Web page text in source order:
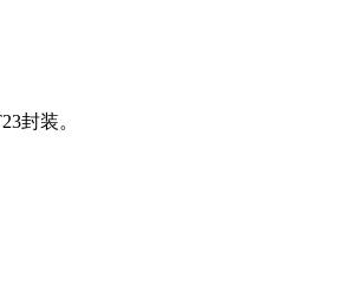
封装。